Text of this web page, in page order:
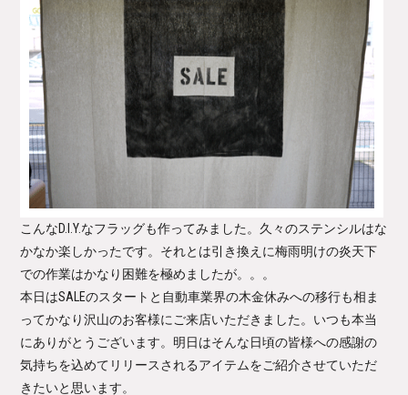
こんなD.I.Y.なフラッグも作ってみました。久々のステンシルはな
かなか楽しかったです。それとは引き換えに梅雨明けの炎天下
での作業はかなり困難を極めましたが。。。
本日はSALEのスタートと自動車業界の木金休みへの移行も相ま
ってかなり沢山のお客様にご来店いただきました。いつも本当
にありがとうございます。明日はそんな日頃の皆様への感謝の
気持ちを込めてリリースされるアイテムをご紹介させていただ
きたいと思います。